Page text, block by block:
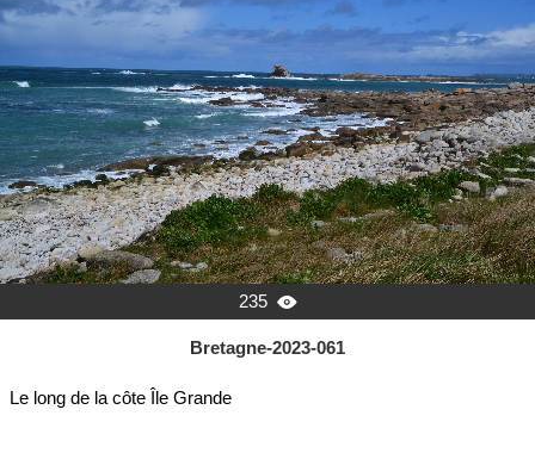
235 
Bretagne-2023-061
Le long de la côte Île Grande